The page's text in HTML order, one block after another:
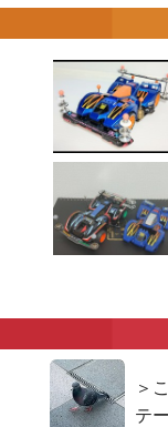
＞
テ